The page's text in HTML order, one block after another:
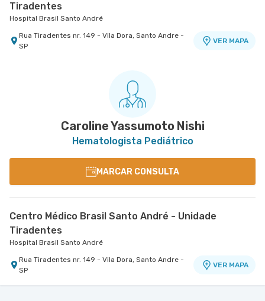
Tiradentes
Hospital Brasil Santo André
Rua Tiradentes nr. 149 - Vila Dora, Santo Andre -
SP
VER MAPA
Caroline Yassumoto Nishi
Hematologista Pediátrico
MARCAR CONSULTA
Centro Médico Brasil Santo André - Unidade
Tiradentes
Hospital Brasil Santo André
Rua Tiradentes nr. 149 - Vila Dora, Santo Andre -
SP
VER MAPA